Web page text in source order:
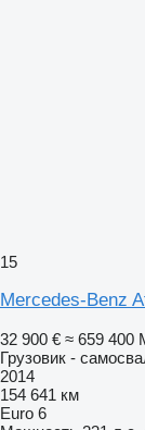
15
Mercedes-Benz
32 900 € ≈ 659 400
Грузовик -
2014
154 641 км
Euro 6